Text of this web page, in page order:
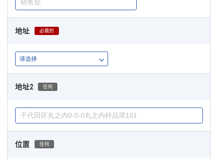
地址 必需的
地址2 任何
位置 任何